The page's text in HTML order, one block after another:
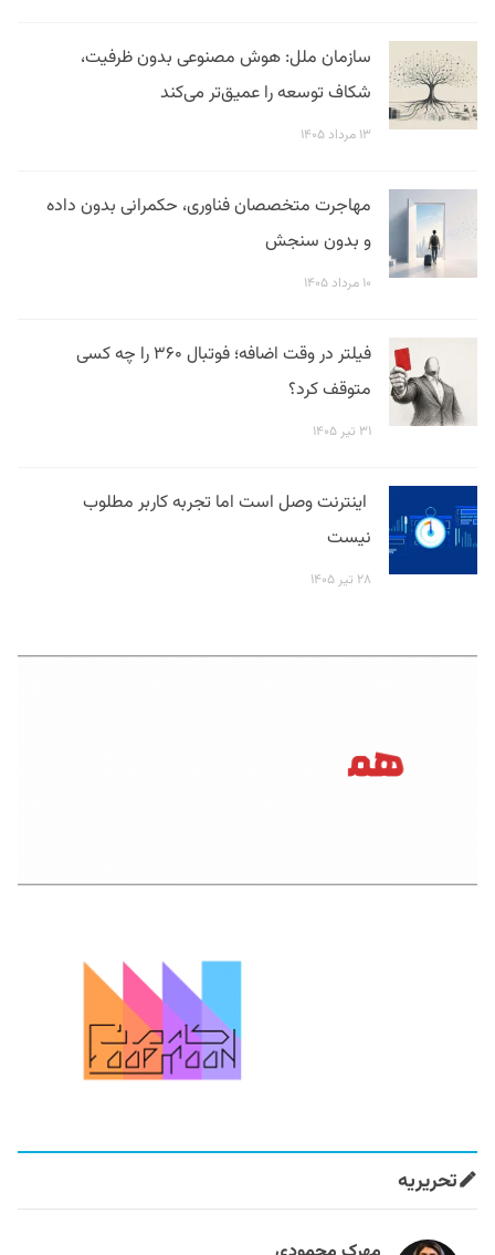
سازمان ملل: هوش مصنوعی بدون ظرفیت،
شکاف توسعه را عمیق‌تر می‌کند
۱۳ مرداد ۱۴۰۵
مهاجرت متخصصان فناوری، حکمرانی بدون داده
و بدون سنجش
۱۰ مرداد ۱۴۰۵
فیلتر در وقت اضافه؛ فوتبال ۳۶۰ را چه کسی
متوقف کرد؟
۳۱ تیر ۱۴۰۵
اینترنت وصل است اما تجربه کاربر مطلوب
نیست
۲۸ تیر ۱۴۰۵
تحریریه